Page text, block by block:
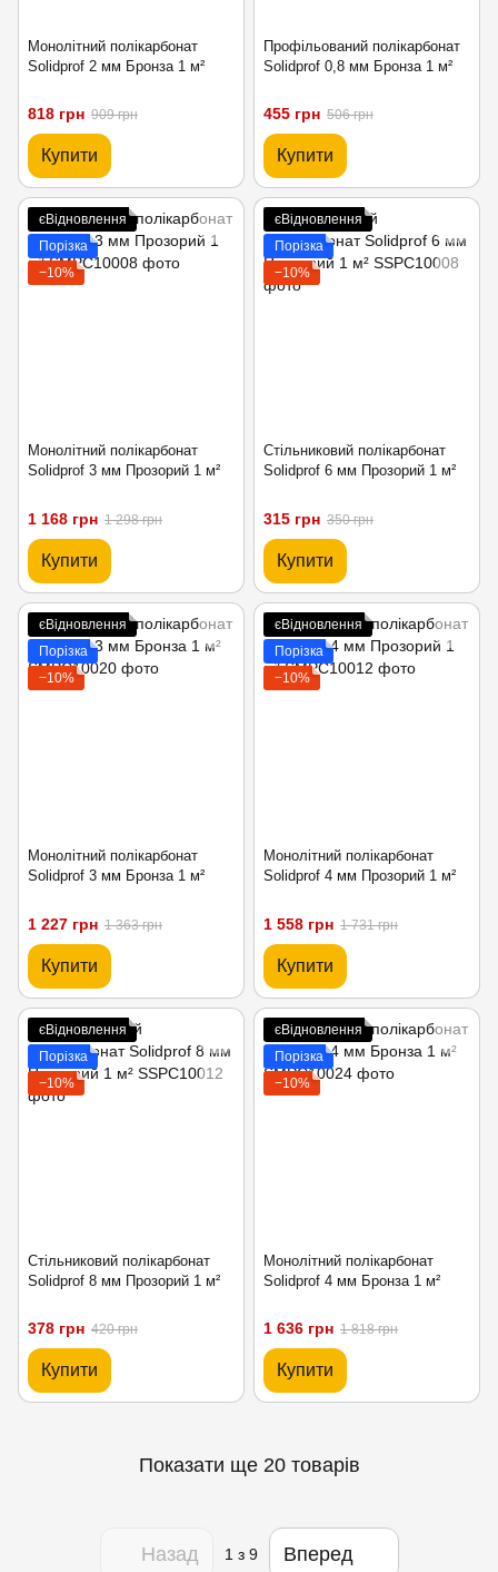
Монолітний полікарбонат
Solidprof 2 мм Бронза 1 м²
818 грн 909 грн
Купити
Профільований полікарбонат
Solidprof 0,8 мм Бронза 1 м²
455 грн 506 грн
Купити
єВідновлення
Порізка
−10%
Монолітний полікарбонат
Solidprof 3 мм Прозорий 1 м²
1 168 грн 1 298 грн
Купити
єВідновлення
Порізка
−10%
Стільниковий полікарбонат
Solidprof 6 мм Прозорий 1 м²
315 грн 350 грн
Купити
єВідновлення
Порізка
−10%
Монолітний полікарбонат
Solidprof 3 мм Бронза 1 м²
1 227 грн 1 363 грн
Купити
єВідновлення
Порізка
−10%
Монолітний полікарбонат
Solidprof 4 мм Прозорий 1 м²
1 558 грн 1 731 грн
Купити
єВідновлення
Порізка
−10%
Стільниковий полікарбонат
Solidprof 8 мм Прозорий 1 м²
378 грн 420 грн
Купити
єВідновлення
Порізка
−10%
Монолітний полікарбонат
Solidprof 4 мм Бронза 1 м²
1 636 грн 1 818 грн
Купити
Показати ще 20 товарів
Назад 1з 9 Вперед